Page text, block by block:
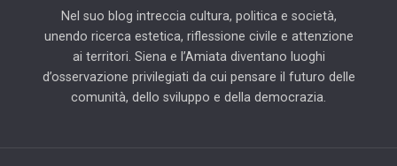
Nel suo blog intreccia cultura, politica e società,
unendo ricerca estetica, riflessione civile e attenzione
ai territori. Siena e l’Amiata diventano luoghi
d’osservazione privilegiati da cui pensare il futuro delle
comunità, dello sviluppo e della democrazia.